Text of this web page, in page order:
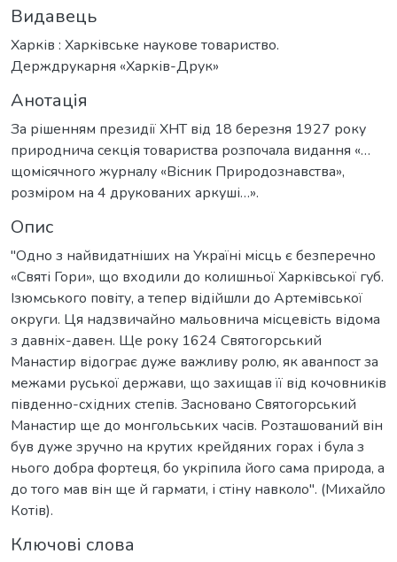
Видавець
Харків : Харківське наукове товариство.
Держдрукарня «Харків-Друк»
Анотація
За рішенням президії ХНТ від 18 березня 1927 року
природнича секція товариства розпочала видання «…
щомісячного журналу «Вісник Природознавства»,
розміром на 4 друкованих аркуші…».
Опис
"Одно з найвидатніших на Україні місць є безперечно
«Святі Гори», що входили до колишньої Харківської губ.
Ізюмського повіту, а тепер відійшли до Артемівської
округи. Ця надзвичайно мальовнича місцевість відома
з давніх-давен. Ще року 1624 Святогорський
Манастир відограє дуже важливу ролю, як аванпост за
межами руської держави, що захищав її від кочовників
південно-східних степів. Засновано Святогорський
Манастир ще до монгольських часів. Розташований він
був дуже зручно на крутих крейдяних горах і була з
нього добра фортеця, бо укріпила його сама природа, а
до того мав він ще й гармати, і стіну навколо". (Михайло
Котів).
Ключові слова